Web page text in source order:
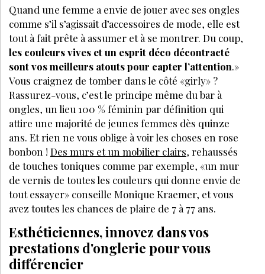
Quand une femme a envie de jouer avec ses ongles
comme s’il s’agissait d’accessoires de mode, elle est
tout à fait prête à assumer et à se montrer. Du coup,
les couleurs vives et un esprit déco décontracté
sont vos meilleurs atouts pour capter l’attention.»
Vous craignez de tomber dans le côté «girly» ?
Rassurez-vous, c’est le principe même du bar à
ongles, un lieu 100 % féminin par définition qui
attire une majorité de jeunes femmes dès quinze
ans. Et rien ne vous oblige à voir les choses en rose
bonbon ! Des murs et un mobilier clairs, rehaussés
de touches toniques comme par exemple, «un mur
de vernis de toutes les couleurs qui donne envie de
tout essayer» conseille Monique Kraemer, et vous
avez toutes les chances de plaire de 7 à 77 ans.
Esthéticiennes, innovez dans vos
prestations d'onglerie pour vous
différencier